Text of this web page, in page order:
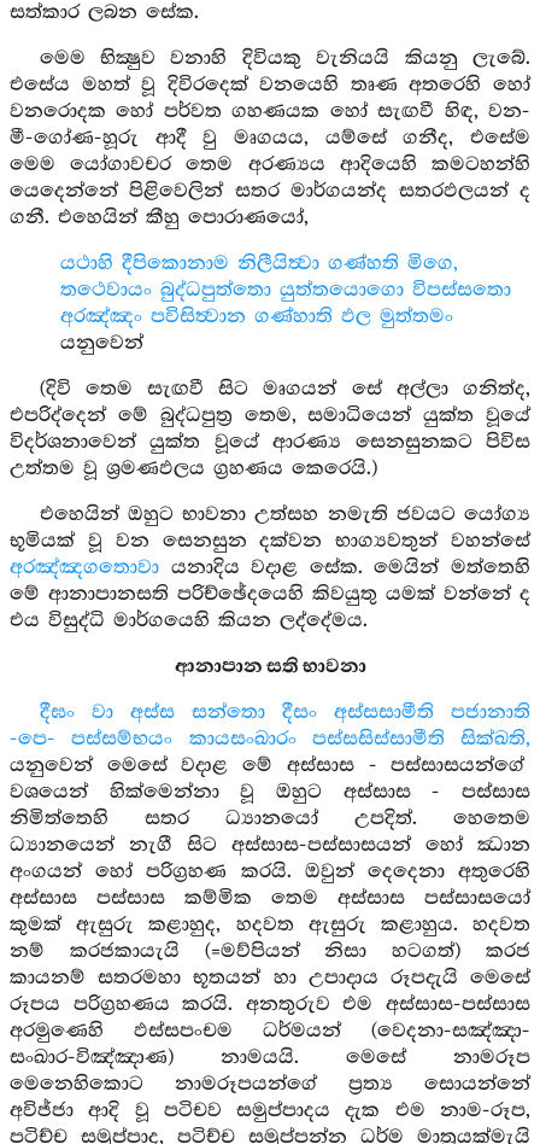
සත්කාර ලබන සේක.
මෙම භික්‍ෂුව වනාහි දිවියකු වැනියයි කියනු ලැබේ.
එසේය මහත් වූ දිවිරදෙක් වනයෙහි තෘණ අතරෙහි හෝ
වනරොදක හෝ පර්වත ගහණයක හෝ සැඟවී හිඳ, වන-
මී-ගෝණ-හූරු ආදී වු මෘගයය, යම්සේ ගනීද, එසේම
මෙම යෝගාවචර තෙම අරණ්‍යය ආදියෙහි කමටහන්හි
යෙදෙන්නේ පිළිවෙලින් සතර මාර්ගයන්ද සතරඵලයන් ද
ගනී. එහෙයින් කීහු පොරාණයෝ,
යථාහි දීපිකොනාම නිලීයිත්‍වා ගණ්හති මිගෙ,
තථෙවායං බුද්ධපුත්තො යුත්තයොගො විපස්සතො
අරඤ්ඤං පවිසිත්‍වාන ගණ්හාති ඵල මුත්තමං
යනුවෙන්
(දිවි තෙම සැඟවී සිට මෘගයන් සේ අල්ලා ගනිත්ද,
එපරිද්දෙන් මේ බුද්ධපුත්‍ර තෙම, සමාධියෙන් යුක්ත වූයේ
විදර්ශනාවෙන් යුක්ත වූයේ ආරණ්‍ය සෙනසුනකට පිවිස
උත්තම වූ ශ්‍රමණඵලය ග්‍රහණය කෙරෙයි.)
එහෙයින් ඔහුට භාවනා උත්සහ නමැති ජවයට යෝග්‍ය
භූමියක් වූ වන සෙනසුන දක්වන භාග්‍යවතුන් වහන්සේ
අරඤ්ඤගතොවා යනාදිය වදාළ සේක. මෙයින් මත්තෙහි
මේ ආනාපානසති පරිච්ඡේදයෙහි කිවයුතු යමක් වන්නේ ද
එය විසුද්ධි මාර්ගයෙහි කියන ලද්දේමය.
ආනාපාන සති භාවනා
දීඝං වා අස්ස සන්තො දීසං අස්සසාමීති පජානාති
-පෙ- පස්සම්භයං කායසංඛාරං පස්සසිස්සාමීති සික්ඛති,
යනුවෙන් මෙසේ වදාළ මේ අස්සාස - පස්සාසයන්ගේ
වශයෙන් හික්මෙන්නා වූ ඔහුට අස්සාස - පස්සාස
නිමිත්තෙහි සතර ධ්‍යානයෝ උපදිත්. හෙතෙම
ධ්‍යානයෙන් නැගී සිට අස්සාස-පස්සාසයන් හෝ ඣාන
අංගයන් හෝ පරිග්‍රහණ කරයි. ඔවුන් දෙදෙනා අතුරෙහි
අස්සාස පස්සාස කම්මික තෙම අස්සාස පස්සාසයෝ
කුමක් ඇසුරු කළාහුද, හදවත ඇසුරු කළාහුය. හදවත
නම් කරජකායැයි (=මව්පියන් නිසා හටගත්) කරජ
කායනම් සතරමහා භූතයන් හා උපාදාය රූපදැයි මෙසේ
රූපය පරිග්‍රහණය කරයි. අනතුරුව එම අස්සාස-පස්සාස
අරමුණෙහි ඵස්සපංචම ධර්මයන් (වෙදනා-සඤ්ඤා-
සංඛාර-විඤ්ඤාණ) නාමයයි. මෙසේ නාමරූප
මෙනෙහිකොට නාමරූපයන්ගේ ප්‍රත්‍ය සොයන්නේ
අවිජ්ජා ආදි වූ පටිචව සමුප්පාදය දැක එම නාම-රූප,
පටිච්ච සමුප්පාද, පටිච්ච සමුප්පන්න ධර්ම මාත්‍රයක්මැයි